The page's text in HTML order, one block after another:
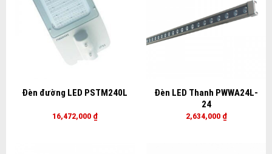
Đèn đường LED PSTM240L
16,472,000 ₫
Đèn LED Thanh PWWA24L-
24
2,634,000 ₫